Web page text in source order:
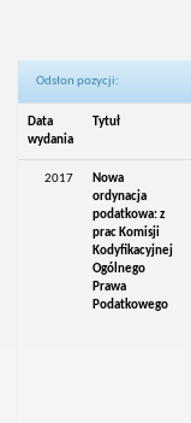
Odsłon pozycji:
Data
wydania
Tytuł
2017
Nowa
ordynacja
podatkowa: z
prac Komisji
Kodyfikacyjnej
Ogólnego
Prawa
Podatkowego